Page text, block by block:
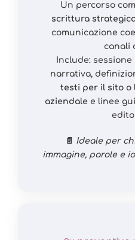
Un percorso
scrittura
comunicazione
canali
Include:
narrativa,
testi per il sito o
aziendale e linee
📄 Ideale per
immagine, parole e